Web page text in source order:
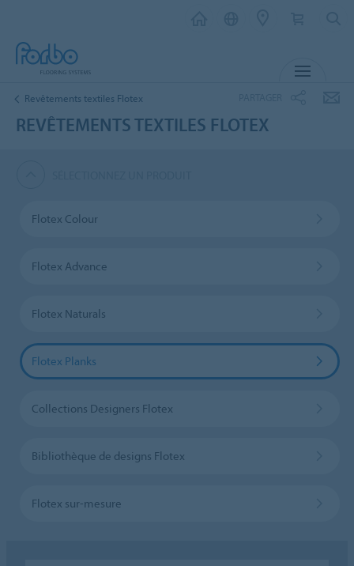
Revêtements textiles Flotex
REVÊTEMENTS TEXTILES FLOTEX
Flotex Colour
Flotex Advance
Flotex Naturals
Flotex Planks
Collections Designers Flotex
Bibliothèque de designs Flotex
Flotex sur-mesure